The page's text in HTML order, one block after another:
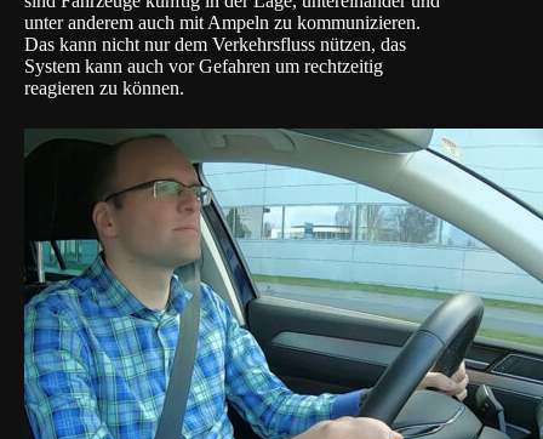
unter anderem auch mit Ampeln zu kommunizieren.
Das kann nicht nur dem Verkehrsfluss nützen, das
System kann auch vor Gefahren um rechtzeitig
reagieren zu können.